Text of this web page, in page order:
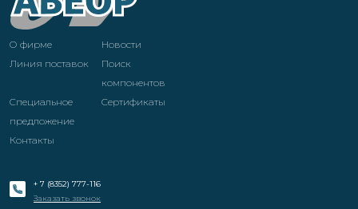
О фирме
Новости
Линия поставок
Поиск
компонентов
Специальное
предложение
Cертификаты
Контакты
+ 7 (8352) 777-116
Заказать звонок